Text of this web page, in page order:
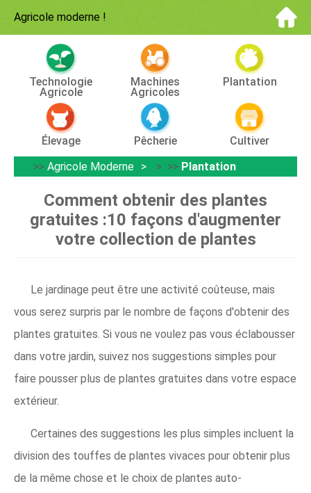
Agricole moderne !
Technologie
Agricole
Machines
Agricoles
Plantation
Élevage Pêcherie
Cultiver
>> Agricole Moderne > >> Plantation
Comment obtenir des plantes
gratuites :10 façons d'augmenter
votre collection de plantes
Le jardinage peut être une activité coûteuse, mais
vous serez surpris par le nombre de façons d'obtenir des
plantes gratuites. Si vous ne voulez pas vous éclabousser
dans votre jardin, suivez nos suggestions simples pour
faire pousser plus de plantes gratuites dans votre espace
extérieur.
Certaines des suggestions les plus simples incluent la
division des touffes de plantes vivaces pour obtenir plus
de la même chose et le choix de plantes auto-